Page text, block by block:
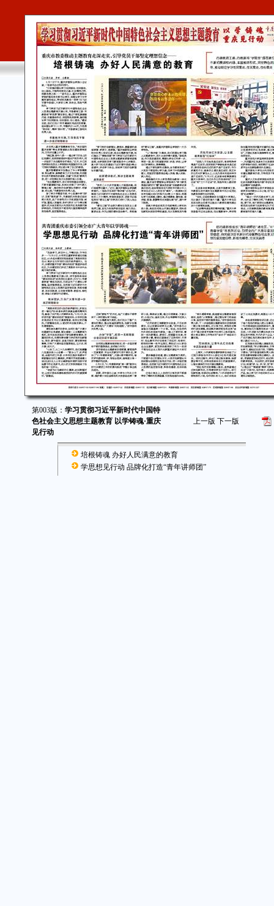
第003版： 学习贯彻习近平新时代中国特
色社会主义思想主题教育 以学铸魂·重庆
见行动
上一版 下一版
培根铸魂 办好人民满意的教育
学思想见行动 品牌化打造“青年讲师团”